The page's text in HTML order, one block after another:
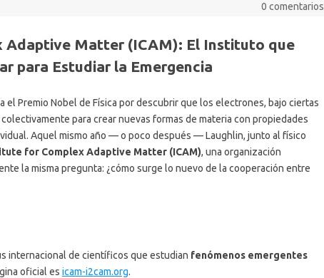
0 comentarios
Adaptive Matter (ICAM): El Instituto que
para Estudiar la Emergencia
el Premio Nobel de Física por descubrir que los electrones, bajo ciertas
para crear nuevas formas de materia con propiedades
Aquel mismo año — o poco después — Laughlin, junto al físico
for Complex Adaptive Matter (ICAM), una organización
la misma pregunta: ¿cómo surge lo nuevo de la cooperación entre
internacional de científicos que estudian fenómenos emergentes
oficial es icam-i2cam.org.